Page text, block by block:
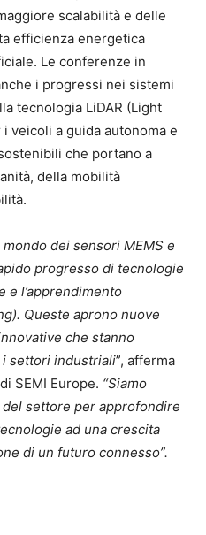
scalabilità e delle
efficienza energetica
Le conferenze in
i progressi nei sistemi
tecnologia LiDAR (Light
veicoli a guida autonoma e
che portano a
della mobilità
dei sensori MEMS e
progresso di tecnologie
e l’apprendimento
Queste aprono nuove
che stanno
settori industriali”, afferma
SEMI Europe. “Siamo
settore per approfondire
ad una crescita
di un futuro connesso”.